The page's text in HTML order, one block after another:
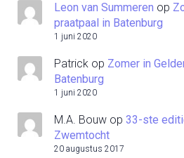
Leon van Summeren op
praatpaal in Batenburg
1 juni 2020
Patrick op Zomer in
Batenburg
1 juni 2020
M.A. Bouw op 33-ste
Zwemtocht
20 augustus 2017